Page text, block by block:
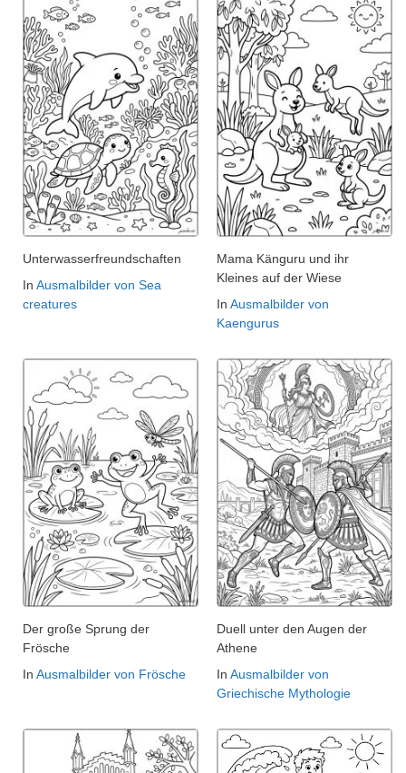
Unterwasserfreundschaften
In Ausmalbilder von Sea
creatures
Mama Känguru und ihr
Kleines auf der Wiese
In Ausmalbilder von
Kaengurus
Der große Sprung der
Frösche
In Ausmalbilder von Frösche
Duell unter den Augen der
Athene
In Ausmalbilder von
Griechische Mythologie